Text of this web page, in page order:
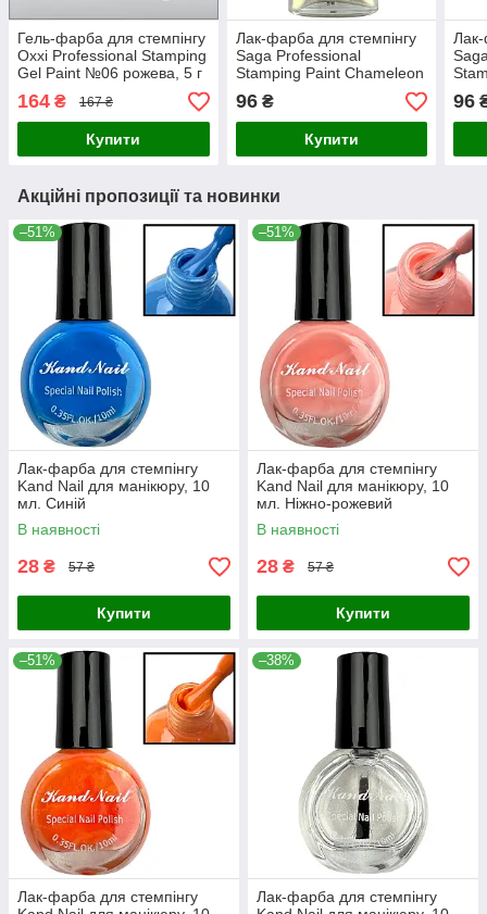
Гель-фарба для стемпінгу
Oxxi Professional Stamping
Gel Paint №06 рожева, 5 г
164 ₴ 167 ₴
Купити
Лак-фарба для стемпінгу
Saga Professional
Stamping Paint Chameleon
№03, 8 мл
96₴
Купити
Лак-
96
Акційні пропозиції та новинки
–51%
Лак-фарба для стемпінгу
Kand Nail для манікюру, 10
мл. Синій
В наявності
28 ₴ 57 ₴
Купити
–51%
Лак-фарба для стемпінгу
Kand Nail для манікюру, 10
мл. Ніжно-рожевий
В наявності
28 ₴ 57 ₴
Купити
–51%
Лак-фарба для стемпінгу
–38%
Лак-фарба для стемпінгу